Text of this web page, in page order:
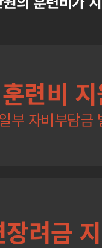
훈련비
일부 자비부담금
려금